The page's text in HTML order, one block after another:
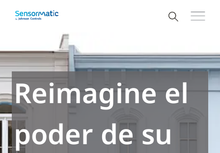
Reimagine el
poder de su